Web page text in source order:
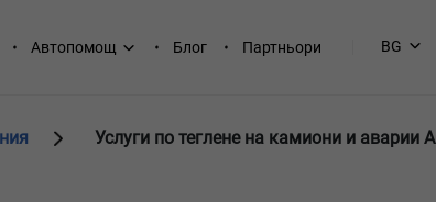
Автопомощ Блог Партньори BG
Услуги по теглене на камиони и аварии